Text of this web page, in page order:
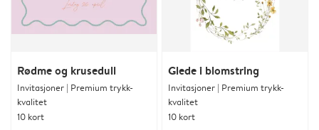
Rødme og krusedull
Invitasjoner | Premium trykk-
kvalitet
10 kort
Glede i blomstring
Invitasjoner | Premium trykk-
kvalitet
10 kort